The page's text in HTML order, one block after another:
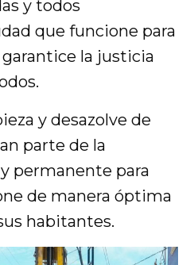
y todos
que funcione para
la justicia
y desazolve de
parte de la
permanente para
de manera óptima
habitantes.